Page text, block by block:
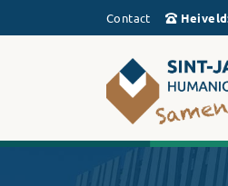
Contact Heiveld